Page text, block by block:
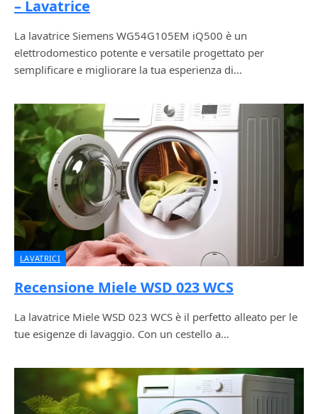
– Lavatrice
La lavatrice Siemens WG54G105EM iQ500 è un
elettrodomestico potente e versatile progettato per
semplificare e migliorare la tua esperienza di…
LAVATRICI
Recensione Miele WSD 023 WCS
La lavatrice Miele WSD 023 WCS è il perfetto alleato per le
tue esigenze di lavaggio. Con un cestello a…